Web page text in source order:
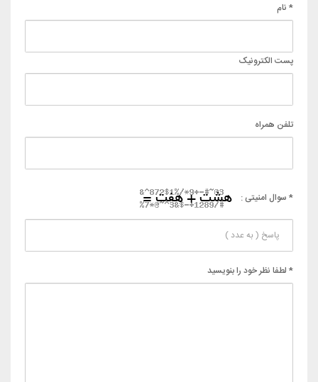
* نام
پست الکترونیک
تلفن همراه
* سوال امنیتی :
* لطفا نظر خود را بنویسید